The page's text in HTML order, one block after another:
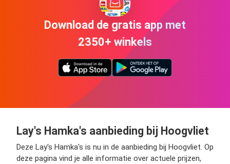
Download de gratis app met
2350+ winkels
Lay's Hamka's aanbieding bij Hoogvliet
Deze Lay's Hamka's is nu in de aanbieding bij Hoogvliet. Op
deze pagina vind je alle informatie over actuele prijzen,